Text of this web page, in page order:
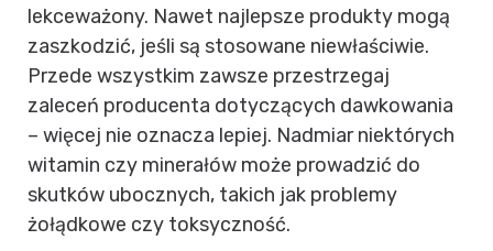
lekceważony. Nawet najlepsze produkty mogą
zaszkodzić, jeśli są stosowane niewłaściwie.
Przede wszystkim zawsze przestrzegaj
zaleceń producenta dotyczących dawkowania
– więcej nie oznacza lepiej. Nadmiar niektórych
witamin czy minerałów może prowadzić do
skutków ubocznych, takich jak problemy
żołądkowe czy toksyczność.